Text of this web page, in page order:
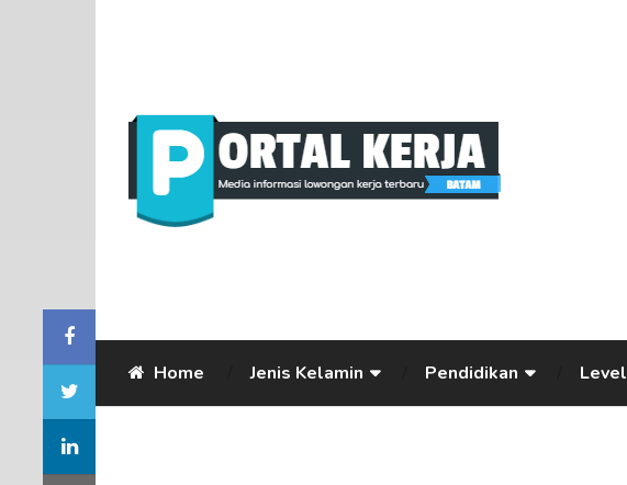
Home Jenis Kelamin Pendidikan Level